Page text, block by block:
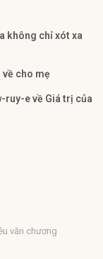
không chỉ xót xa
cho mẹ
ruy-e về Giá trị của
văn chương